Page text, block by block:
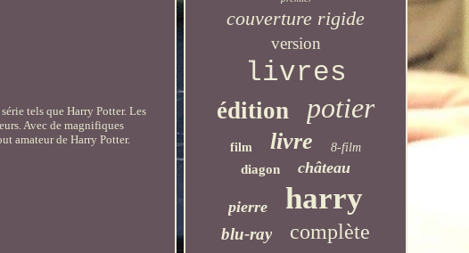
tels que Harry Potter. Les
Avec de magnifiques
amateur de Harry Potter.
couverture rigide
version
livres
édition potier
film livre 8-film
diagon château
pierre harry
blu-ray complète